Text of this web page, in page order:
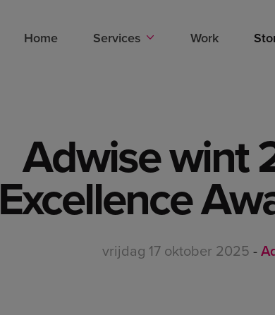
Home Services Work
Adwise wint
Excellence
vrijdag 17 oktober 2025 -